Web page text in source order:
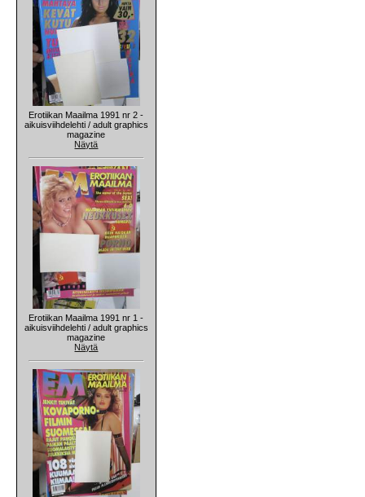
Erotiikan Maailma 1991 nr 2 -
aikuisviihdelehti / adult graphics
magazine
Näytä
Erotiikan Maailma 1991 nr 1 -
aikuisviihdelehti / adult graphics
magazine
Näytä